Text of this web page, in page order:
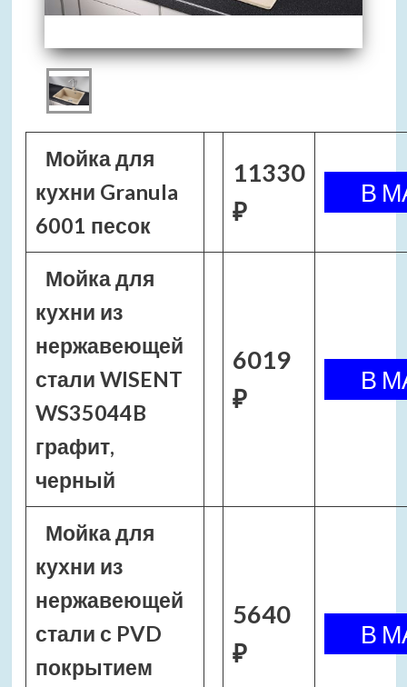
Мойка для
кухни Granula
6001 песок
11330
₽
Мойка для
кухни из
нержавеющей
стали WISENT
WS35044B
графит,
черный
6019
₽
Мойка для
кухни из
нержавеющей
стали с PVD
покрытием
5640
₽